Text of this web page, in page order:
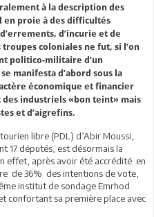
à la description des
en proie à des difficultés
d’incurie et de
coloniales ne fut, si l’on
politico-militaire d’un
manifesta d’abord sous la
économique et financier
des industriels «bon teint» mais
et d’aigrefins.
libre (PDL) d’Abir Moussi,
17 députés, est désormais la
effet, après avoir été accrédité en
de 36% des intentions de vote,
institut de sondage Emrhod
confortant sa première place avec